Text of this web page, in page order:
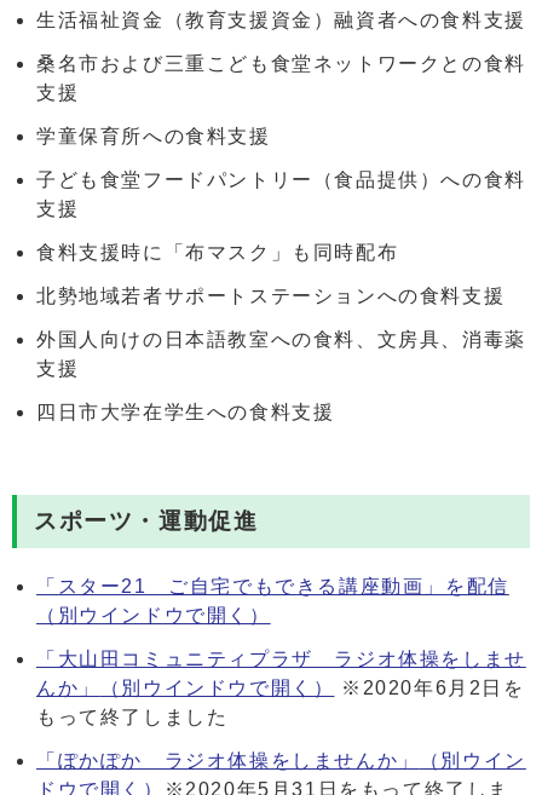
生活福祉資金（教育支援資金）融資者への食料支援
桑名市および三重こども食堂ネットワークとの食料
支援
学童保育所への食料支援
子ども食堂フードパントリー（食品提供）への食料
支援
食料支援時に「布マスク」も同時配布
北勢地域若者サポートステーションへの食料支援
外国人向けの日本語教室への食料、文房具、消毒薬
支援
四日市大学在学生への食料支援
スポーツ・運動促進
「スター21 ご自宅でもできる講座動画」を配信
（別ウインドウで開く）
「大山田コミュニティプラザ ラジオ体操をしませ
んか」
（別ウインドウで開く）
※2020年6月2日を
もって終了しました
「ぽかぽか ラジオ体操をしませんか」
（別ウイン
ドウで開く）
※2020年5月31日をもって終了しま